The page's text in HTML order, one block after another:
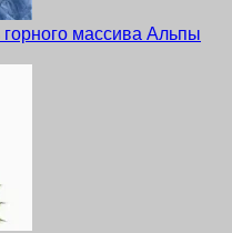
массива Альпы